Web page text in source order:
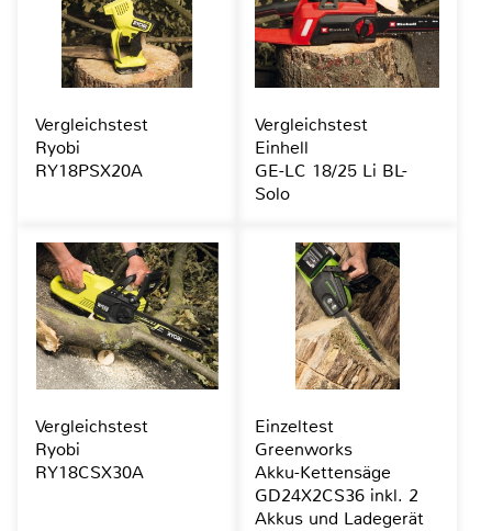
Vergleichstest
Ryobi
RY18PSX20A
Vergleichstest
Einhell
GE-LC 18/25 Li BL-
Solo
Vergleichstest
Ryobi
RY18CSX30A
Einzeltest
Greenworks
Akku-Kettensäge
GD24X2CS36 inkl. 2
Akkus und Ladegerät